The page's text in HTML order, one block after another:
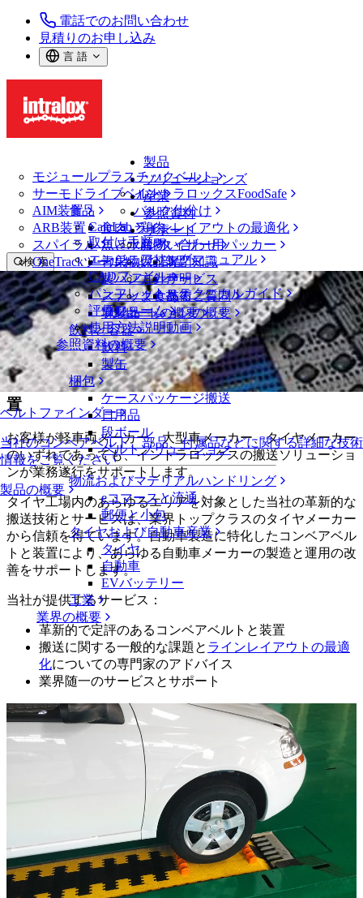
電話でのお問い合わせ
見積りのお申し込み
言 語
製品
モジュールプラスチックベルト
サーモドライブベルト
AIM装置
ARB装置
スパイラル
OneTrackツールおよび部品
ベルトファインダー
当社のコンベアベルト、部品、付属品などに関する詳細な技術
情報をご覧ください
製品の概要
ソリューションズ
イントラロックスFoodSafe
バルク仕分け
ラインレイアウトの最適化
パレタイザー用パッカー
専門知識
サービス
技術
ソリューションの概要
産業
食品
食肉、鶏肉
魚と水産物
青果物
製パン
スナック食品
乳製品
飲料と容器
飲料
製缶
梱包
ケースパッケージ搬送
日用品
段ボール
ベルトソリューション
物流およびマテリアルハンドリング
eコマースと流通
郵便と小包
タイヤおよび自動車産業
タイヤ
自動車
EVバッテリー
工業
業界の概要
参照資料
CalcLab
取付け手順
エンジニアリングマニュアル
CADファイル
パンフレット・テクニカルガイド
評価フォーム
使用方法説明動画
参照資料の概要
サポート
お問い合わせ
保証
方針声明
よくあるご質問
サポートの概要
検 索
メニューを開く
タイヤおよび自動車産業
産業
タイヤおよび自動車産業
タイヤおよび自動車製造向けコンベアベルトと装
置
お客様が軽車両メーカー、大型車メーカー、タイヤメーカー
のいずれであっても、イントラロックスの搬送ソリューショ
ンが業務遂行をサポートします。
タイヤ工場内のあらゆるエリアを対象とした当社の革新的な
搬送技術とサービスは、業界トップクラスのタイヤメーカー
から信頼を得ています。自動車製造に特化したコンベアベル
トと装置により、あらゆる自動車メーカーの製造と運用の改
善をサポートします。
当社が提供するサービス：
革新的で定評のあるコンベアベルトと装置
搬送に関する一般的な課題と ラインレイアウトの最適
化についての専門家のアドバイス
業界随一のサービスとサポート